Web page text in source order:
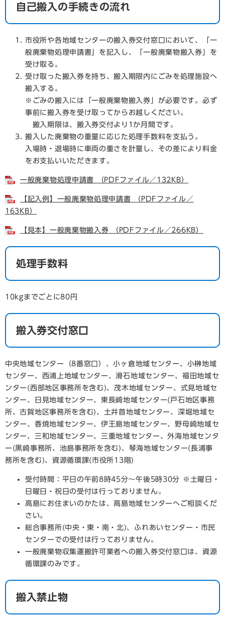
自己搬入の手続きの流れ
市役所や各地域センターの搬入券交付窓口において、「一
般廃棄物処理申請書」を記入し、「一般廃棄物搬入券」を
受け取る。
受け取った搬入券を持ち、搬入期限内にごみを処理施設へ
搬入する。
※ごみの搬入には「一般廃棄物搬入券」が必要です。必ず
事前に搬入券を受け取ってからお越しください。
搬入期限は、搬入券交付より1か月間です。
搬入した廃棄物の重量に応じた処理手数料を支払う。
入場時・退場時に車両の重さを計量し、その差により料金
をお支払いいただきます。
一般廃棄物処理申請書 （PDFファイル／132KB）
【記入例】一般廃棄物処理申請書 （PDFファイル／
163KB）
【見本】一般廃棄物搬入券 （PDFファイル／266KB）
処理手数料
10kgまでごとに80円
搬入券交付窓口
中央地域センター（8番窓口）、小ヶ倉地域センター、小榊地域
センター、西浦上地域センター、滑石地域センター、福田地域セ
ンター(西部地区事務所を含む)、茂木地域センター、式見地域セ
ンター、日見地域センター、東長崎地域センター(戸石地区事務
所、古賀地区事務所を含む)、土井首地域センター、深堀地域セ
ンター、香焼地域センター、伊王島地域センター、野母崎地域セ
ンター、三和地域センター、三重地域センター、外海地域センタ
ー(黒崎事務所、池島事務所を含む)、琴海地域センター(長浦事
務所を含む)、資源循環課(市役所13階)
受付時間：平日の午前8時45分～午後5時30分 ※土曜日・
日曜日・祝日の受付は行っておりません。
高島にお住まいのかたは、高島地域センターへご相談くだ
さい。
総合事務所(中央・東・南・北)、ふれあいセンター・市民
センターでの受付は行っておりません。
一般廃棄物収集運搬許可業者への搬入券交付窓口は、資源
循環課のみです。
搬入禁止物